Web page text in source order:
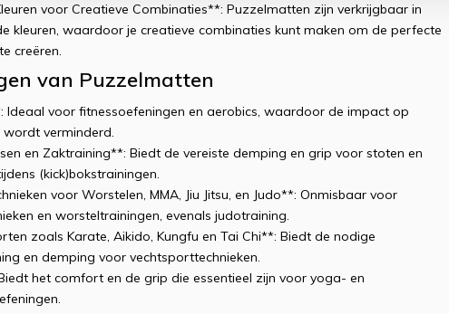
voor Creatieve Combinaties**: Puzzelmatten zijn verkrijgbaar in
kleuren, waardoor je creatieve combinaties kunt maken om de perfecte
creëren.
van Puzzelmatten
Ideaal voor fitnessoefeningen en aerobics, waardoor de impact op
verminderd.
en Zaktraining**: Biedt de vereiste demping en grip voor stoten en
(kick)bokstrainingen.
voor Worstelen, MMA, Jiu Jitsu, en Judo**: Onmisbaar voor
en worsteltrainingen, evenals judotraining.
zoals Karate, Aikido, Kungfu en Tai Chi**: Biedt de nodige
en demping voor vechtsporttechnieken.
het comfort en de grip die essentieel zijn voor yoga- en